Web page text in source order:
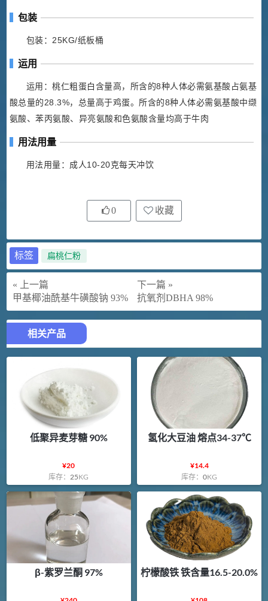
包装
包装：25KG/纸板桶
运用
运用：桃仁粗蛋白含量高，所含的8种人体必需氨基酸占氨基
酸总量的28.3%，总量高于鸡蛋。所含的8种人体必需氨基酸中缬
氨酸、苯丙氨酸、异亮氨酸和色氨酸含量均高于牛肉
用法用量
用法用量：成人10-20克每天冲饮
0 收藏
标签 扁桃仁粉
« 上一篇
甲基椰油酰基牛磺酸钠 93%
下一篇 »
抗氧剂DBHA 98%
相关产品
低聚异麦芽糖 90%
¥20
库存：25KG
氢化大豆油 熔点34-37℃
¥14.4
库存：0KG
β-紫罗兰酮 97% 柠檬酸铁 铁含量16.5-20.0%